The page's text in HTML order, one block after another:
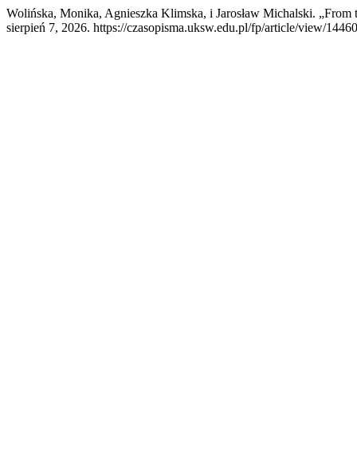
Wolińska, Monika, Agnieszka Klimska, i Jarosław Michalski. „From
sierpień 7, 2026. https://czasopisma.uksw.edu.pl/fp/article/view/